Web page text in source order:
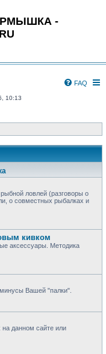
-
FAQ
10:13
ловлей (разговоры о
о совместных рыбалках и
кивком
аксессуары. Методика
Вашей "палки".
данном сайте или